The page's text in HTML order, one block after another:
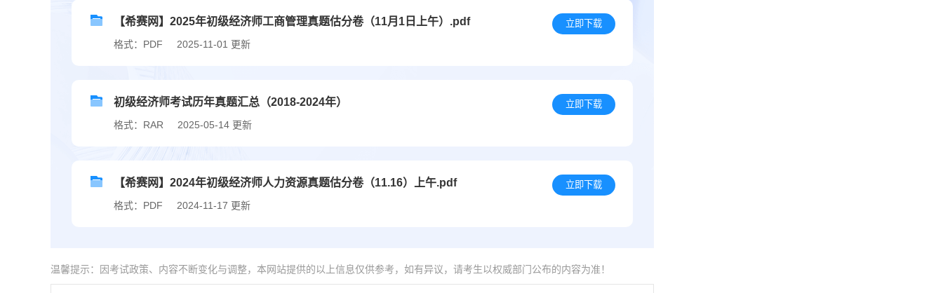
【希赛网】2025年初级经济师工商管理真题估分卷（11月1日上午）.pdf
格式：PDF 2025-11-01 更新
立即下载
初级经济师考试历年真题汇总（2018-2024年）
格式：RAR 2025-05-14 更新
立即下载
【希赛网】2024年初级经济师人力资源真题估分卷（11.16）上午.pdf
格式：PDF 2024-11-17 更新
立即下载
温馨提示：因考试政策、内容不断变化与调整，本网站提供的以上信息仅供参考，如有异议，请考生以权威部门公布的内容为准！